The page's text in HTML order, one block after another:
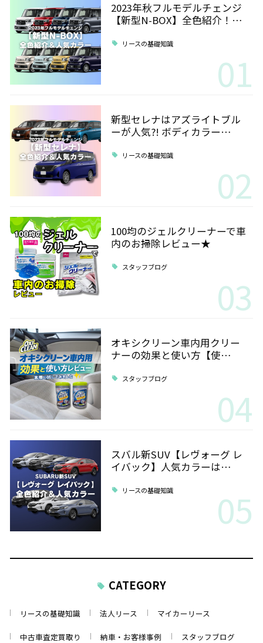
2023年秋フルモデルチェンジ
【新型N-BOX】全色紹介！…
リースの基礎知識
01
新型セレナはアズライトブル
ーが人気?! ボディカラー…
リースの基礎知識
02
100均のジェルクリーナーで車
内のお掃除レビュー★
スタッフブログ
03
オキシクリーン車内用クリー
ナーの効果と使い方【使…
スタッフブログ
04
スバル新SUV【レヴォーグ レ
イバック】人気カラーは…
リースの基礎知識 05
CATEGORY
リースの基礎知識 法人リース マイカーリース
中古車査定買取り 納車・お客様事例 スタッフブログ